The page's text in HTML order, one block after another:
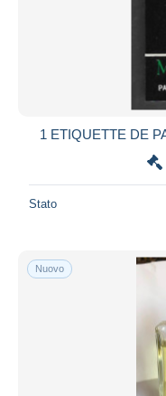
1 ETIQUETTE DE
Stato
Nuovo